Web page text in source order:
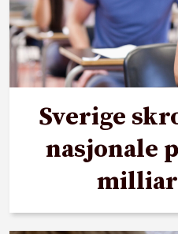
Sverige
nasjonale